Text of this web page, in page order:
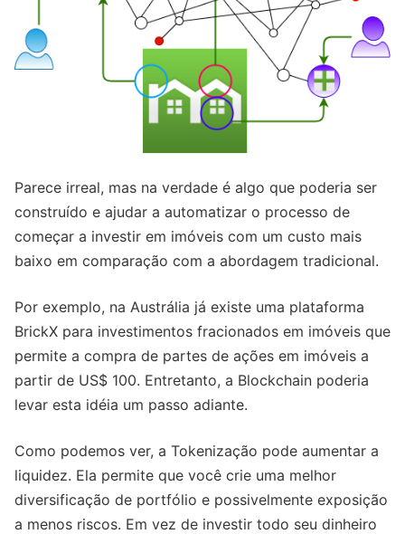
Parece irreal, mas na verdade é algo que poderia ser
construído e ajudar a automatizar o processo de
começar a investir em imóveis com um custo mais
baixo em comparação com a abordagem tradicional.
Por exemplo, na Austrália já existe uma plataforma
BrickX para investimentos fracionados em imóveis que
permite a compra de partes de ações em imóveis a
partir de US$ 100. Entretanto, a Blockchain poderia
levar esta idéia um passo adiante.
Como podemos ver, a Tokenização pode aumentar a
liquidez. Ela permite que você crie uma melhor
diversificação de portfólio e possivelmente exposição
a menos riscos. Em vez de investir todo seu dinheiro